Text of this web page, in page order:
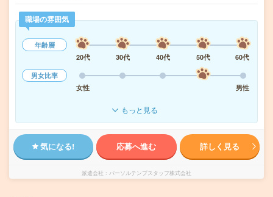
職場の雰囲気
年齢層
20代
30代 40代 50代
60代
男女比率
女性
男性
もっと見る
気になる! 応募へ進む 詳しく見る
派遣会社 パーソルテンプスタッフ株式会社